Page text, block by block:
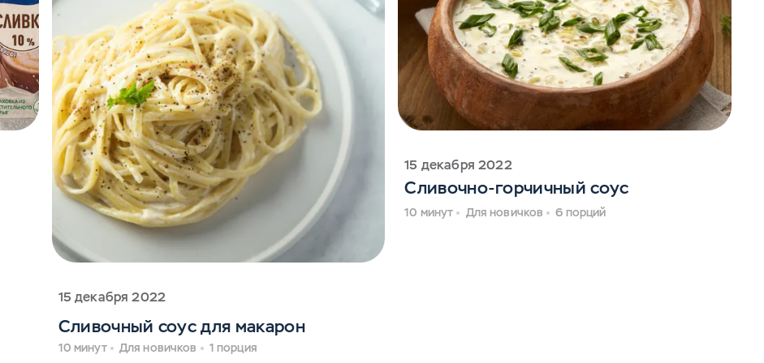
15 декабря 2022
Сливочный соус для макарон
10 минут Для новичков 1 порция
15 декабря 2022
Сливочно-горчичный соус
10 минут Для новичков 6 порций